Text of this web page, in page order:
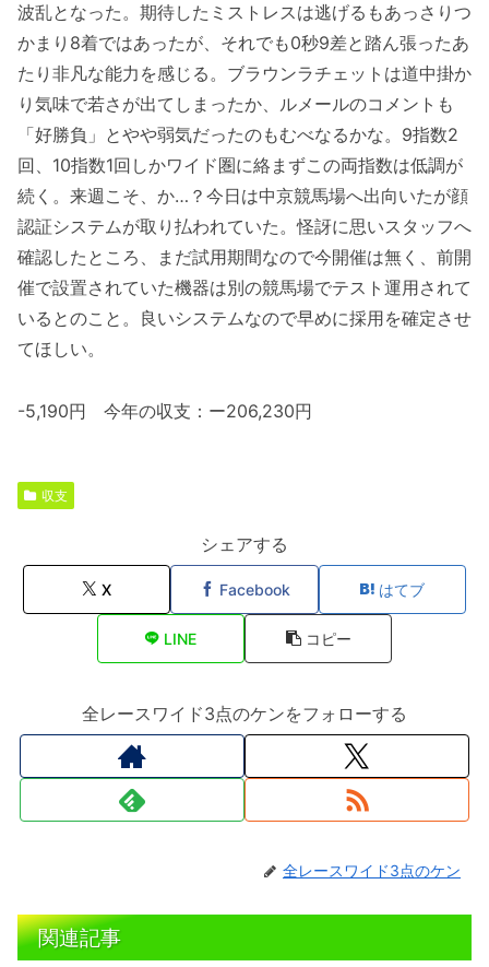
波乱となった。期待したミストレスは逃げるもあっさりつ
かまり8着ではあったが、それでも0秒9差と踏ん張ったあ
たり非凡な能力を感じる。ブラウンラチェットは道中掛か
り気味で若さが出てしまったか、ルメールのコメントも
「好勝負」とやや弱気だったのもむべなるかな。9指数2
回、10指数1回しかワイド圏に絡まずこの両指数は低調が
続く。来週こそ、か…？今日は中京競馬場へ出向いたが顔
認証システムが取り払われていた。怪訝に思いスタッフへ
確認したところ、まだ試用期間なので今開催は無く、前開
催で設置されていた機器は別の競馬場でテスト運用されて
いるとのこと。良いシステムなので早めに採用を確定させ
てほしい。
-5,190円 今年の収支：ー206,230円
収支
シェアする
X Facebook はてブ
LINE コピー
全レースワイド3点のケンをフォローする
全レースワイド3点のケン
関連記事